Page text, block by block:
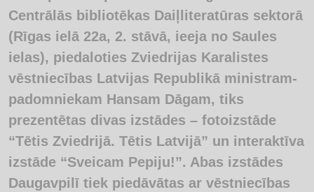
Centrālās bibliotēkas Daiļliteratūras sektorā
(Rīgas ielā 22a, 2. stāvā, ieeja no Saules
ielas), piedaloties Zviedrijas Karalistes
vēstniecības Latvijas Republikā ministram-
padomniekam Hansam Dāgam, tiks
prezentētas divas izstādes – fotoizstāde
“Tētis Zviedrijā. Tētis Latvijā” un interaktīva
izstāde “Sveicam Pepiju!”. Abas izstādes
Daugavpilī tiek piedāvātas ar vēstniecības